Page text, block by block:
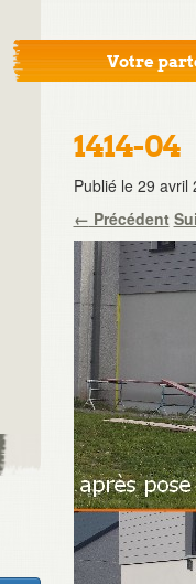
Votre
1414-04
Publié le 29 avril
← Précédent